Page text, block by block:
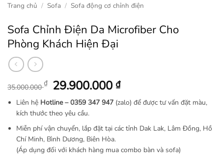
Trang chủ / Sofa / Sofa động cơ chỉnh điện
Sofa Chỉnh Điện Da Microfiber Cho
Phòng Khách Hiện Đại
35.000.000₫ Giá
gốc
là:
35.000.000 ₫.
29.900.000 ₫Giá
hiện
tại
29.900.000 ₫.
Liên hệ Hotline – 0359 347 947 (zalo) để được tư vấn đặt màu,
kích thước theo yêu cầu.
Miễn phí vận chuyển, lắp đặt tại các tỉnh Dak Lak, Lâm Đồng, Hồ
Chí Minh, Bình Dương, Biên Hòa.
(Áp dụng đối với khách hàng mua combo bàn và sofa)